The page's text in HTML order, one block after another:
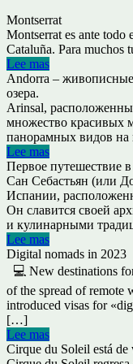
Montserrat
Montserrat es ante todo
Cataluña. Para muchos
Lee mas
Andorra –
озера.
Arinsal,
множество красивых
панорамных видов на
Lee mas
Первое путешествие
Сан Себастьян (или
Испании,
Он славится своей
и кулинарными
Lee mas
Digital nomads in 2023
💻 New destinations
of the spread of remote
introduced visas for
[…]
Lee mas
Cirque du Soleil está de